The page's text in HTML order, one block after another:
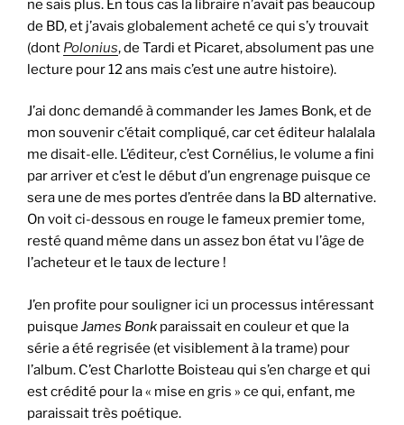
ne sais plus. En tous cas la libraire n’avait pas beaucoup
de BD, et j’avais globalement acheté ce qui s’y trouvait
(dont Polonius, de Tardi et Picaret, absolument pas une
lecture pour 12 ans mais c’est une autre histoire).
J’ai donc demandé à commander les James Bonk, et de
mon souvenir c’était compliqué, car cet éditeur halalala
me disait-elle. L’éditeur, c’est Cornélius, le volume a fini
par arriver et c’est le début d’un engrenage puisque ce
sera une de mes portes d’entrée dans la BD alternative.
On voit ci-dessous en rouge le fameux premier tome,
resté quand même dans un assez bon état vu l’âge de
l’acheteur et le taux de lecture !
J’en profite pour souligner ici un processus intéressant
puisque James Bonk paraissait en couleur et que la
série a été regrisée (et visiblement à la trame) pour
l’album. C’est Charlotte Boisteau qui s’en charge et qui
est crédité pour la « mise en gris » ce qui, enfant, me
paraissait très poétique.